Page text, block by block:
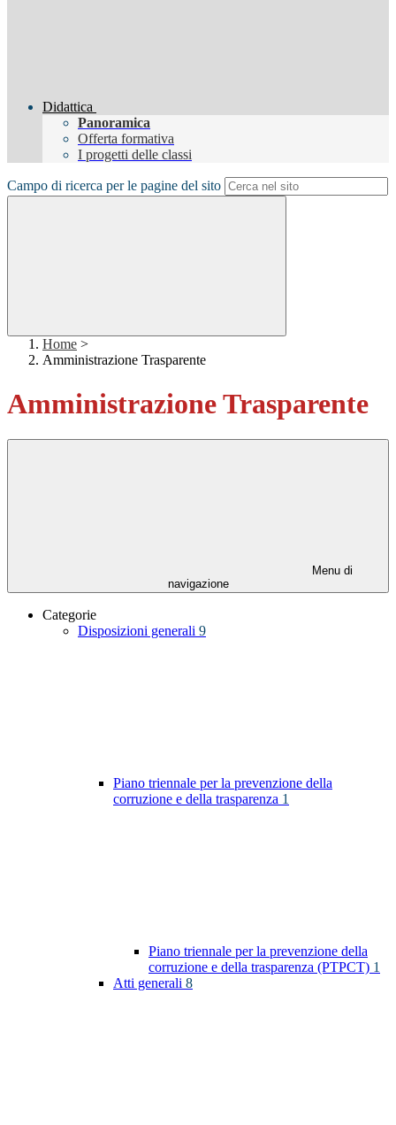
Didattica
Panoramica
Offerta formativa
I progetti delle classi
Campo di ricerca per le pagine del sito
Home >
Amministrazione Trasparente
Amministrazione Trasparente
Menu di
navigazione
Categorie
Disposizioni generali 9
Piano triennale per la prevenzione della
corruzione e della trasparenza 1
Piano triennale per la prevenzione della
corruzione e della trasparenza (PTPCT) 1
Atti generali 8